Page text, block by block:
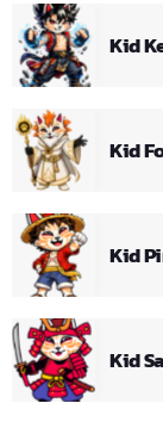
Kid
Kid
Kid
Kid